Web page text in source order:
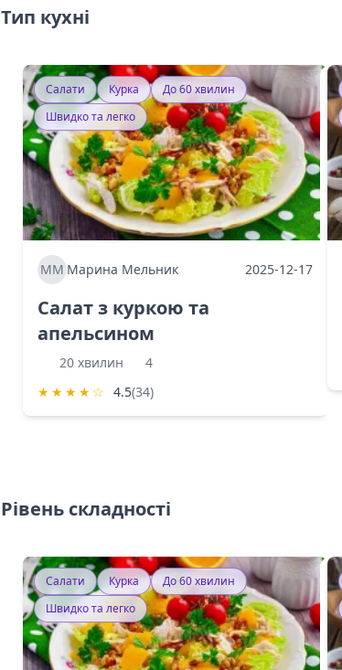
Тип кухні
Салати Курка
До 60 хвилин
Швидко та легко
ММ Марина Мельник 2025-12-17
Салат з куркою та
апельсином
20 хвилин
4
★ ★ ★ ★ ☆ 4.5(34)
Рівень складності
Салати Курка
До 60 хвилин
Швидко та легко